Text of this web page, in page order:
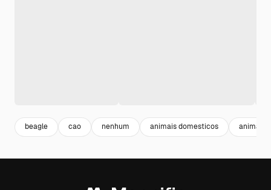
beagle cao nenhum animais domesticos animais